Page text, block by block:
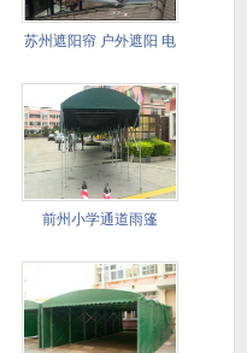
苏州遮阳帘 户外遮阳 电
前州小学通道雨篷